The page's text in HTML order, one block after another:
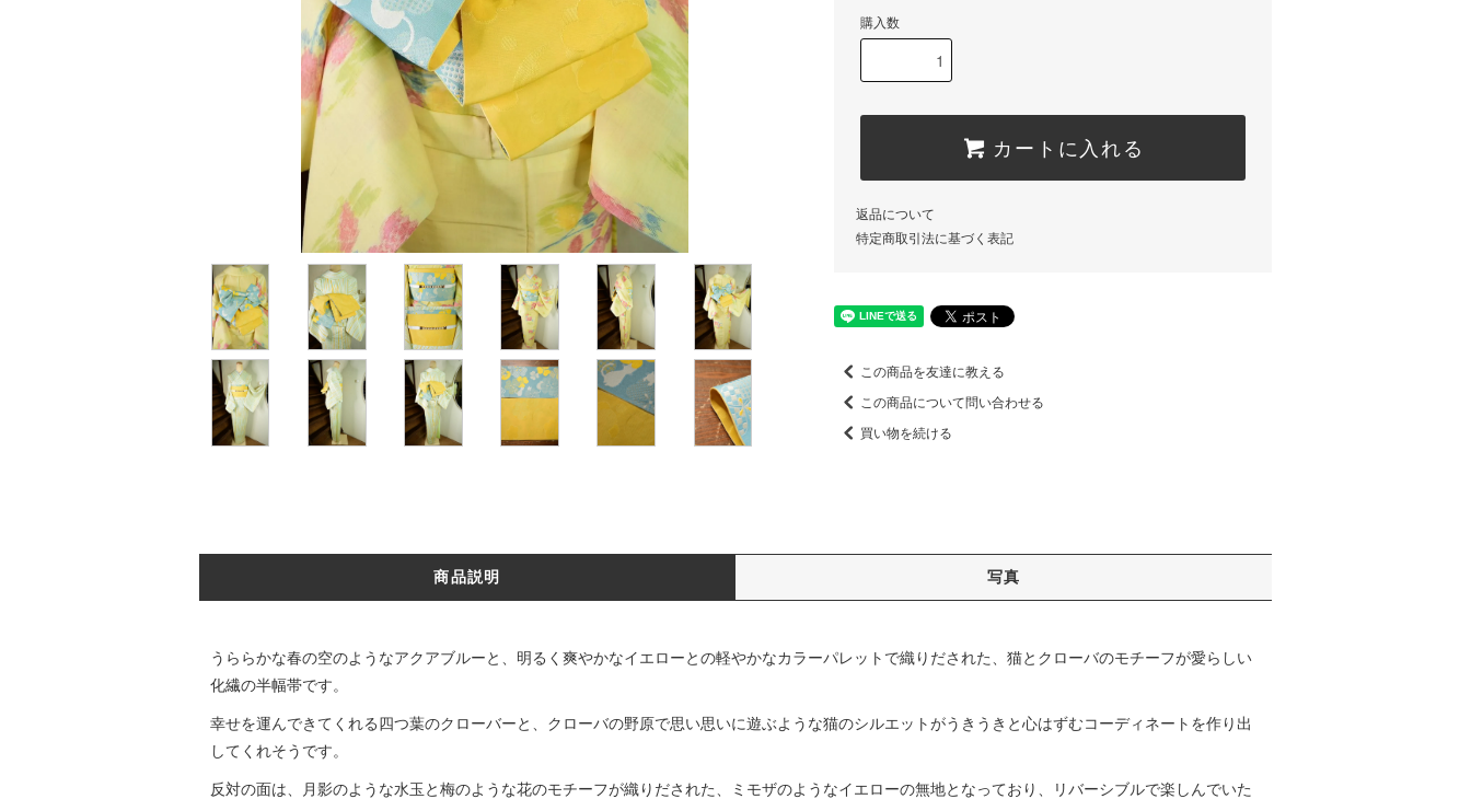
購入数
カートに入れる
返品について
特定商取引法に基づく表記
この商品を友達に教える
この商品について問い合わせる
買い物を続ける
商品説明 写真
うららかな春の空のようなアクアブルーと、明るく爽やかなイエローとの軽やかなカラーパレットで織りだされた、猫とクローバのモチーフが愛らしい
化繊の半幅帯です。
幸せを運んできてくれる四つ葉のクローバーと、クローバの野原で思い思いに遊ぶような猫のシルエットがうきうきと心はずむコーディネートを作り出
してくれそうです。
反対の面は、月影のような水玉と梅のような花のモチーフが織りだされた、ミモザのようなイエローの無地となっており、リバーシブルで楽しんでいた